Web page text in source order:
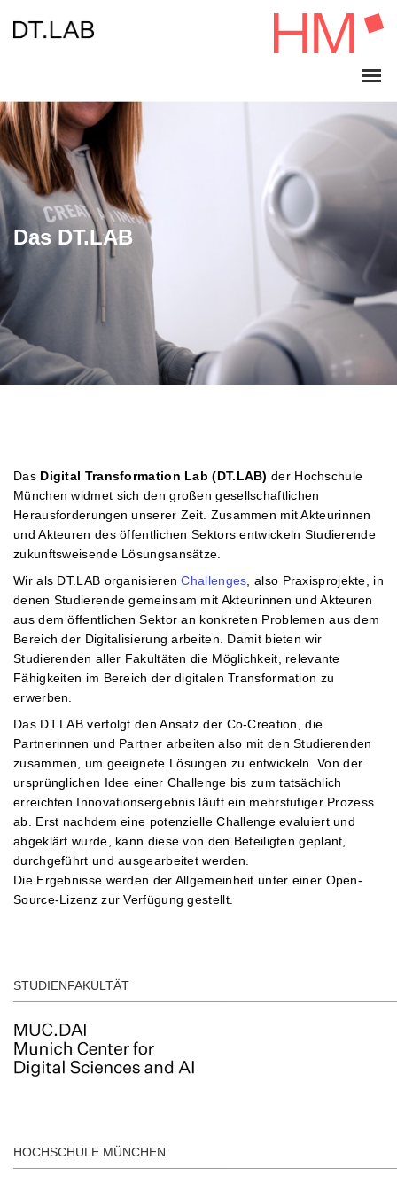
Das DT.LAB
Das Digital Transformation Lab (DT.LAB)der Hochschule
München widmet sich den großen gesellschaftlichen
Herausforderungen unserer Zeit. Zusammen mit Akteurinnen
und Akteuren des öffentlichen Sektors entwickeln Studierende
zukunftsweisende Lösungsansätze.
Wir als DT.LAB organisierenChallenges , also Praxisprojekte, in
denen Studierende gemeinsam mit Akteurinnen und Akteuren
aus dem öffentlichen Sektor an konkreten Problemen aus dem
Bereich der Digitalisierung arbeiten. Damit bieten wir
Studierenden aller Fakultäten die Möglichkeit, relevante
Fähigkeiten im Bereich der digitalen Transformation zu
erwerben.
Das DT.LAB verfolgt den Ansatz der Co-Creation, die
Partnerinnen und Partner arbeiten also mit den Studierenden
zusammen, um geeignete Lösungen zu entwickeln. Von der
ursprünglichen Idee einer Challenge bis zum tatsächlich
erreichten Innovationsergebnis läuft ein mehrstufiger Prozess
ab. Erst nachdem eine potenzielle Challenge evaluiert und
abgeklärt wurde, kann diese von den Beteiligten geplant,
durchgeführt und ausgearbeitet werden.
Die Ergebnisse werden der Allgemeinheit unter einer Open-
Source-Lizenz zur Verfügung gestellt.
STUDIENFAKULTÄT
HOCHSCHULE MÜNCHEN